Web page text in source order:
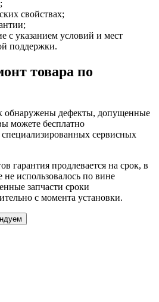
свойствах;
с указанием условий и мест
поддержки.
товара по
обнаружены дефекты, допущенные
можете бесплатно
специализированных сервисных
гарантия продлевается на срок, в
не использовалось по вине
запчасти сроки
с момента установки.